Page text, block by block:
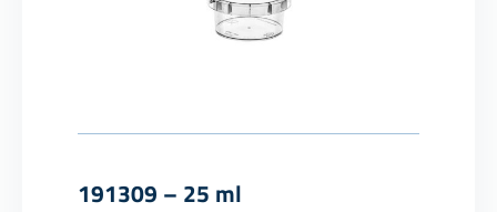
191309 – 25 ml